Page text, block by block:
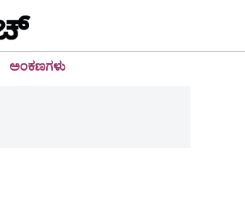
ಅಂಕಣಗಳು